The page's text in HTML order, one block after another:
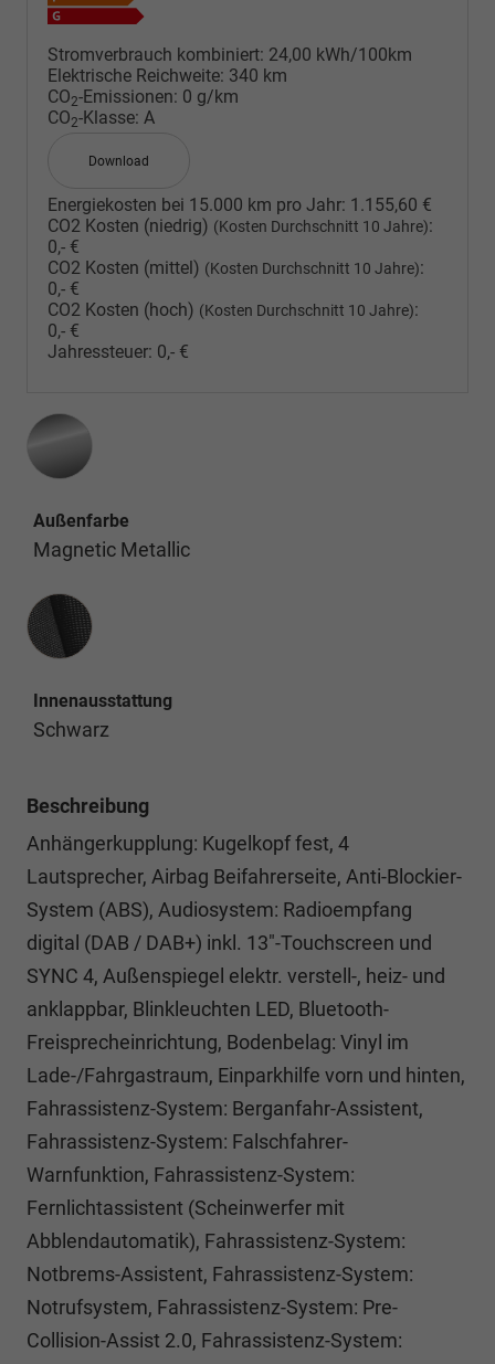
Stromverbrauch kombiniert: 24,00 kWh/100km
Elektrische Reichweite: 340 km
CO2-Emissionen: 0 g/km
CO2-Klasse: A
Download
Energiekosten bei 15.000 km pro Jahr: 1.155,60 €
CO2 Kosten (niedrig) (Kosten Durchschnitt 10 Jahre):
0,- €
CO2 Kosten (mittel) (Kosten Durchschnitt 10 Jahre):
0,- €
CO2 Kosten (hoch) (Kosten Durchschnitt 10 Jahre):
0,- €
Jahressteuer: 0,- €
Außenfarbe
Magnetic Metallic
Innenausstattung
Innenausstattung
Schwarz
Beschreibung
Anhängerkupplung: Kugelkopf fest, 4
Lautsprecher, Airbag Beifahrerseite, Anti-Blockier-
System (ABS), Audiosystem: Radioempfang
digital (DAB / DAB+) inkl. 13"-Touchscreen und
SYNC 4, Außenspiegel elektr. verstell-, heiz- und
anklappbar, Blinkleuchten LED, Bluetooth-
Freisprecheinrichtung, Bodenbelag: Vinyl im
Lade-/Fahrgastraum, Einparkhilfe vorn und hinten,
Fahrassistenz-System: Berganfahr-Assistent,
Fahrassistenz-System: Falschfahrer-
Warnfunktion, Fahrassistenz-System:
Fernlichtassistent (Scheinwerfer mit
Abblendautomatik), Fahrassistenz-System:
Notbrems-Assistent, Fahrassistenz-System:
Notrufsystem, Fahrassistenz-System: Pre-
Collision-Assist 2.0, Fahrassistenz-System: